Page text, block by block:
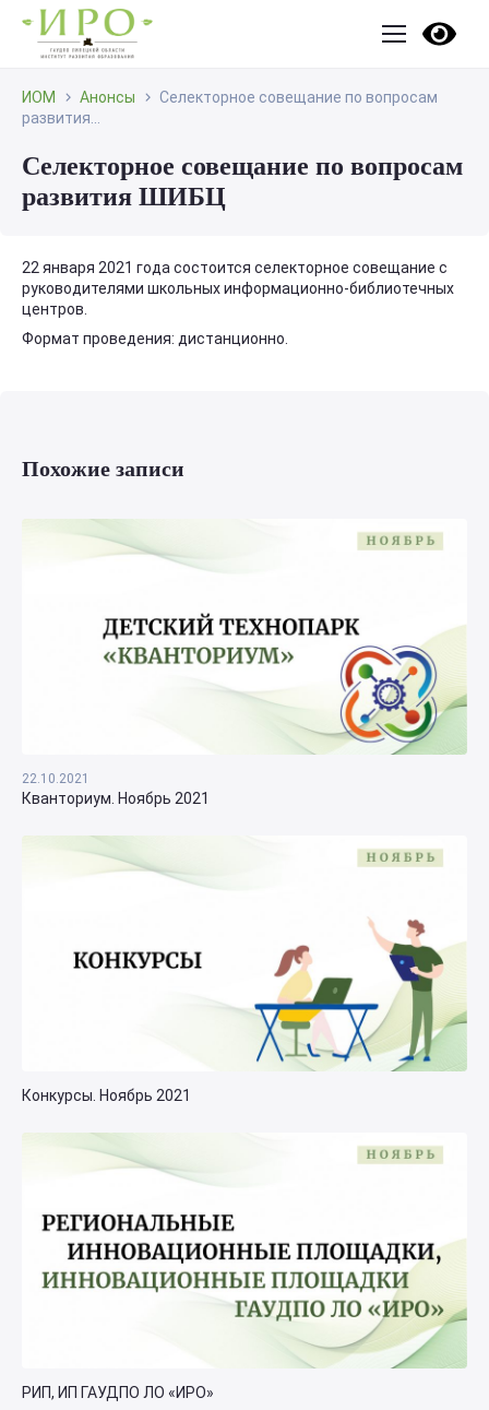
ИОМ Анонсы
Селекторное совещание по вопросам
развития...
Селекторное совещание по вопросам
развития ШИБЦ
22 января 2021 года состоится селекторное совещание с
руководителями школьных информационно-библиотечных
центров.
Формат проведения: дистанционно.
Похожие записи
22.10.2021
Кванториум. Ноябрь 2021
Конкурсы. Ноябрь 2021
РИП, ИП ГАУДПО ЛО «ИРО»